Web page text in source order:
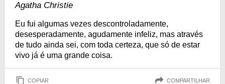
Agatha Christie
Eu fui algumas vezes descontroladamente,
desesperadamente, agudamente infeliz, mas através
de tudo ainda sei, com toda certeza, que só de estar
vivo já é uma grande coisa.
COPIAR COMPARTILHAR